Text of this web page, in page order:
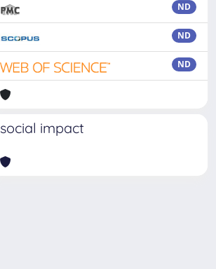
ND
ND
ND
social impact